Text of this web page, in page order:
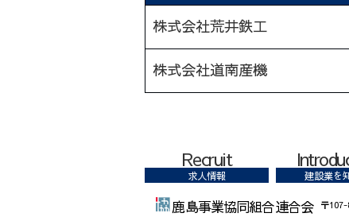
株式会社荒井鉄工
株式会社道南産機
Recruit
求人情報 建設業を
鹿島事業協同組合連合会 〒